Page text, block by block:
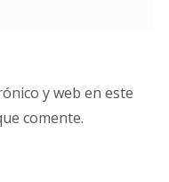
y web en este
comente.